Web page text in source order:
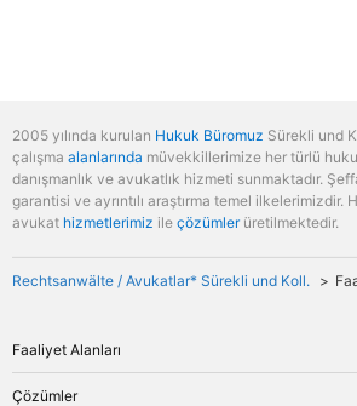
2005 yılında kurulan Hukuk Büromuz Sürekli und
çalışma alanlarında müvekkillerimize her türlü
danışmanlık ve avukatlık hizmeti sunmaktadır.
garantisi ve ayrıntılı araştırma temel ilkelerimizdir.
avukat hizmetlerimiz ile çözümlerüretilmektedir.
Rechtsanwälte / Avukatlar* Sürekli und Koll.
Faaliyet Alanları
Genel Bakış
Çözümler